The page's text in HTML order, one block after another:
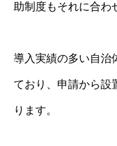
助制度もそれに合わ
導入実績の多い自治
ており、申請から設
ります。